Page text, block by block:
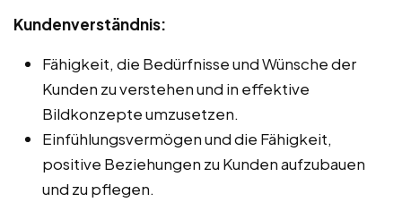
Kundenverständnis:
Fähigkeit, die Bedürfnisse und Wünsche der
Kunden zu verstehen und in effektive
Bildkonzepte umzusetzen.
Einfühlungsvermögen und die Fähigkeit,
positive Beziehungen zu Kunden aufzubauen
und zu pflegen.